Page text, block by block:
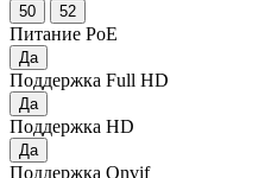
50 52
Питание PoE
Да
Поддержка Full HD
Да
Поддержка HD
Да
Поддержка Onvif